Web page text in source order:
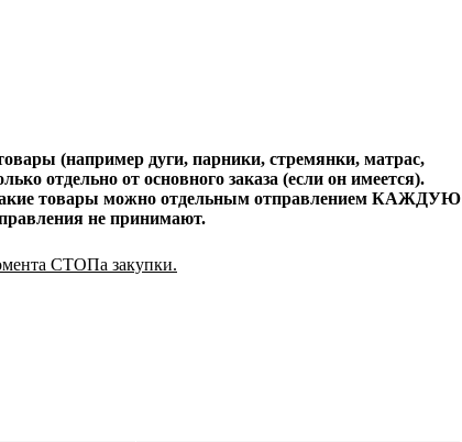
(например дуги, парники, стремянки, матрас,
отдельно от основного заказа (если он имеется).
такие товары можно отдельным отправлением КАЖДУЮ
не принимают.
СТОПа закупки.